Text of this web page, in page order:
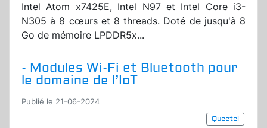
Intel Atom x7425E, Intel N97 et Intel Core i3-
N305 à 8 cœurs et 8 threads. Doté de jusqu'à 8
Go de mémoire LPDDR5x...
- Modules Wi-Fi et Bluetooth pour
le domaine de l’IoT
Publié le 21-06-2024
Quectel